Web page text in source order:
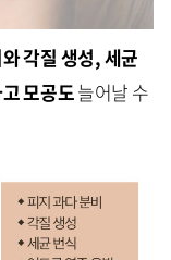
각질 생성, 세균
모공도늘어날 수